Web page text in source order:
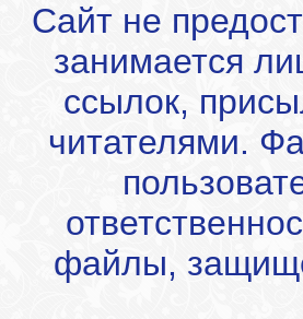
Сайт не
занимается
ссылок,
читателями.
файлы,